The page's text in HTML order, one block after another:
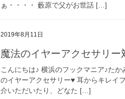
ぁ・・・・ 藪原で父がお世話 […]
2019年8月11日
魔法のイヤーアクセサリー
こんにちは♪ 横浜のフックマニア♪た
のイヤーアクセサリー♥️ 耳からキレイ
介いただいたり、どなた […]